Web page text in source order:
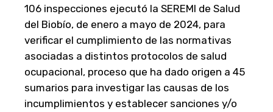
106 inspecciones ejecutó la SEREMI de Salud
del Biobío, de enero a mayo de 2024, para
verificar el cumplimiento de las normativas
asociadas a distintos protocolos de salud
ocupacional, proceso que ha dado origen a 45
sumarios para investigar las causas de los
incumplimientos y establecer sanciones y/o